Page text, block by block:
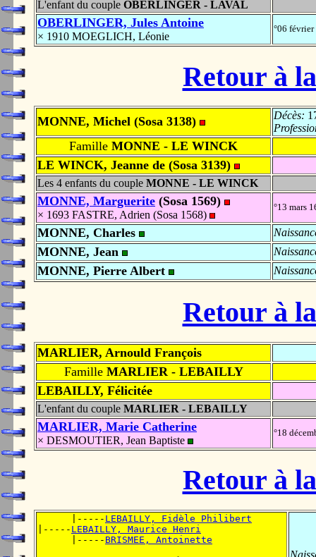
L'enfant du couple OBERLINGER - LAVAL
OBERLINGER, Jules Antoine
× 1910 MOEGLICH, Léonie
°06
Retour à
MONNE, Michel (Sosa 3138) Décès:
Famille MONNE - LE WINCK
LE WINCK, Jeanne de (Sosa 3139)
Les 4 enfants du couple MONNE - LE WINCK
MONNE, Marguerite (Sosa 1569)
× 1693 FASTRE, Adrien (Sosa 1568)
°13 mars
MONNE, Charles
MONNE, Jean
MONNE, Pierre Albert
Retour à
MARLIER, Arnould François
FamilleMARLIER - LEBAILLY
LEBAILLY, Félicitée
L'enfant du couple MARLIER - LEBAILLY
MARLIER, Marie Catherine
× DESMOUTIER, Jean Baptiste
°18
Retour à
      |-----
LEBAILLY, Fidèle Philibert
|----- LEBAILLY, Maurice Henri
      |-----
BRISMEE, Antoinette